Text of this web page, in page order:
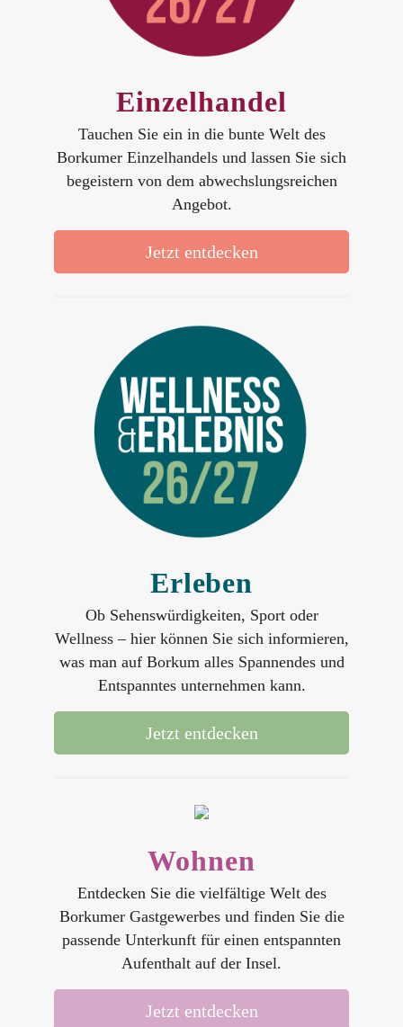
Einzelhandel
Tauchen Sie ein in die bunte Welt des
Borkumer Einzelhandels und lassen Sie sich
begeistern von dem abwechslungsreichen
Angebot.
Jetzt entdecken
Erleben
Ob Sehenswürdigkeiten, Sport oder
Wellness – hier können Sie sich informieren,
was man auf Borkum alles Spannendes und
Entspanntes unternehmen kann.
Jetzt entdecken
Wohnen
Entdecken Sie die vielfältige Welt des
Borkumer Gastgewerbes und finden Sie die
passende Unterkunft für einen entspannten
Aufenthalt auf der Insel.
Jetzt entdecken